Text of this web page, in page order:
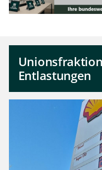
Entlastungen